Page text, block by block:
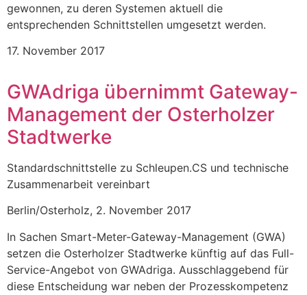
gewonnen, zu deren Systemen aktuell die
entsprechenden Schnittstellen umgesetzt werden.
17. November 2017
GWAdriga übernimmt Gateway-
Management der Osterholzer
Stadtwerke
Standardschnittstelle zu Schleupen.CS und technische
Zusammenarbeit vereinbart
Berlin/Osterholz, 2. November 2017
In Sachen Smart-Meter-Gateway-Management (GWA)
setzen die Osterholzer Stadtwerke künftig auf das Full-
Service-Angebot von GWAdriga. Ausschlaggebend für
diese Entscheidung war neben der Prozesskompetenz